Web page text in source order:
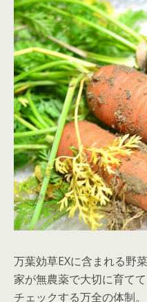
万葉効草EXに含まれる野
家が無農薬で大切に育て
チェックする万全の体制。